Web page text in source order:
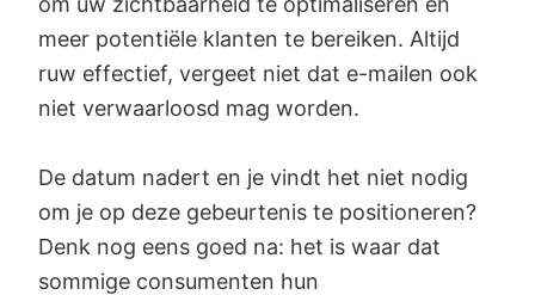
meer potentiële klanten te bereiken. Altijd
ruw effectief, vergeet niet dat e-mailen ook
niet verwaarloosd mag worden.
De datum nadert en je vindt het niet nodig
om je op deze gebeurtenis te positioneren?
Denk nog eens goed na: het is waar dat
sommige consumenten hun